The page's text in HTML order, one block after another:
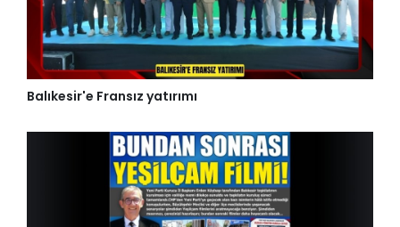
Balıkesir'e Fransız yatırımı